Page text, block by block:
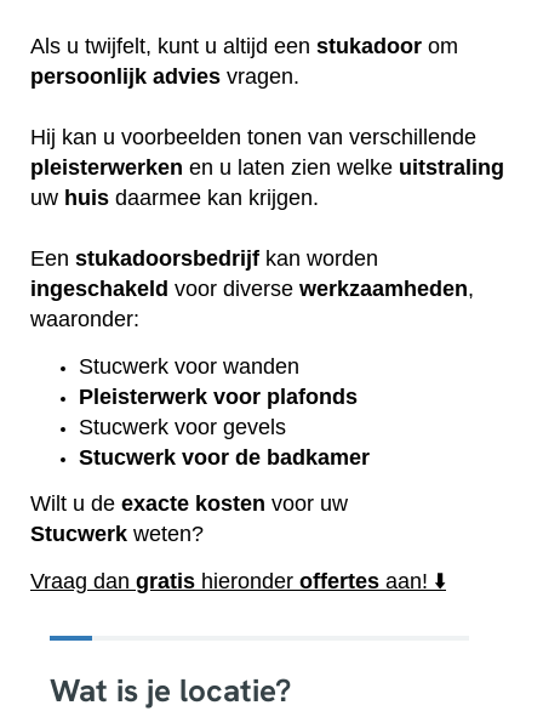
Als u twijfelt, kunt u altijd een stukadoor om
persoonlijk advies vragen.
Hij kan u voorbeelden tonen van verschillende
pleisterwerken en u laten zien welke uitstraling
uw huis daarmee kan krijgen.
Een stukadoorsbedrijf kan worden
ingeschakeld voor diverse werkzaamheden,
waaronder:
Stucwerk voor wanden
Pleisterwerk voor plafonds
Stucwerk voor gevels
Stucwerk voor de badkamer
Wilt u de exacte kosten voor uw
Stucwerk weten?
Vraag dan gratis hieronder offertes aan! ⬇️